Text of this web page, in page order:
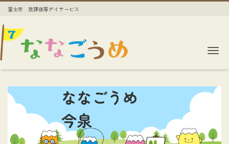
富士市 放課後等デイサービス
ななごうめ
今泉